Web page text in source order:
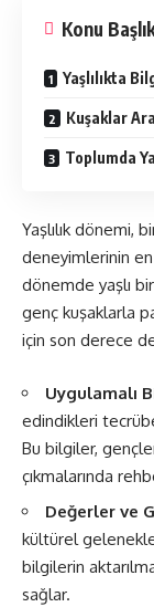
Konu
Yaşlılıkta
Kuşaklar
Toplumda
Yaşlılık dönemi,
deneyimlerinin
dönemde yaşlı
genç kuşaklarla
için son derece
Uygulamalı
edindikleri
Bu bilgiler,
çıkmalarında
Değerler ve
kültürel
bilgilerin
sağlar.